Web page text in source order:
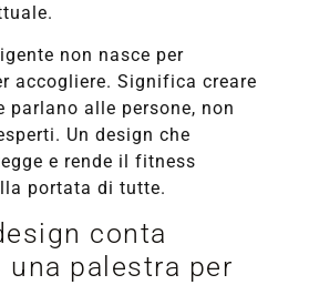
non nasce per
accogliere. Significa creare
parlano alle persone, non
Un design che
e rende il fitness
portata di tutte.
conta
una palestra per